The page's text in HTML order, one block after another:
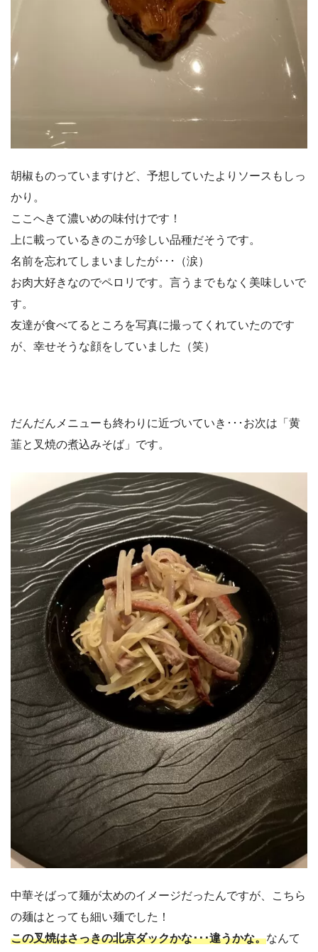
胡椒ものっていますけど、予想していたよりソースもしっ
かり。
ここへきて濃いめの味付けです！
上に載っているきのこが珍しい品種だそうです。
名前を忘れてしまいましたが･･･（涙）
お肉大好きなのでペロリです。言うまでもなく美味しいで
す。
友達が食べてるところを写真に撮ってくれていたのです
が、幸せそうな顔をしていました（笑）
だんだんメニューも終わりに近づいていき･･･お次は「黄
韮と叉焼の煮込みそば」です。
中華そばって麺が太めのイメージだったんですが、こちら
の麺はとっても細い麺でした！
この叉焼はさっきの北京ダックかな･･･違うかな。なんて